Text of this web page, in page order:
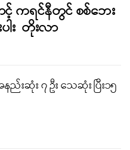
ာင့် ကရင်နီတွင် စစ်ဘေး
ါး တိုးလာ
းဆုံး ၇ ဦး သေဆုံး ပြီး၁၅